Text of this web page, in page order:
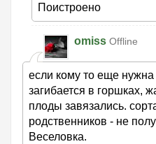
Поистроено
omiss Offline
если кому то еще
загибается в горшках,
плоды завязались.
родственников - не
Веселовка.